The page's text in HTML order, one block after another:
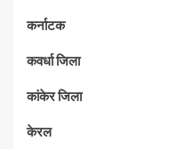
कर्नाटक
कवर्धा जिला
कांकेर जिला
केरल